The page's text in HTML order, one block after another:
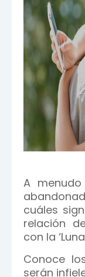
A
cuáles
relación
con la
Conoce
serán